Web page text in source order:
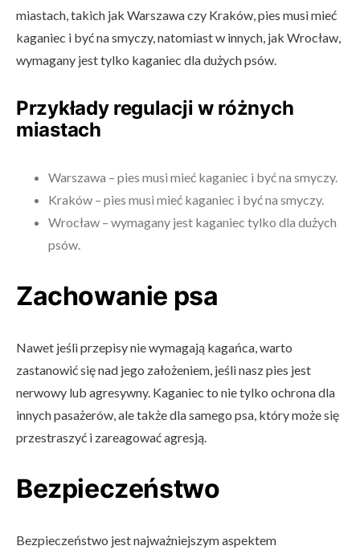
miastach, takich jak Warszawa czy Kraków, pies musi mieć
kaganiec i być na smyczy, natomiast w innych, jak Wrocław,
wymagany jest tylko kaganiec dla dużych psów.
Przykłady regulacji w różnych
miastach
Warszawa – pies musi mieć kaganiec i być na smyczy.
Kraków – pies musi mieć kaganiec i być na smyczy.
Wrocław – wymagany jest kaganiec tylko dla dużych
psów.
Zachowanie psa
Nawet jeśli przepisy nie wymagają kagańca, warto
zastanowić się nad jego założeniem, jeśli nasz pies jest
nerwowy lub agresywny. Kaganiec to nie tylko ochrona dla
innych pasażerów, ale także dla samego psa, który może się
przestraszyć i zareagować agresją.
Bezpieczeństwo
Bezpieczeństwo jest najważniejszym aspektem